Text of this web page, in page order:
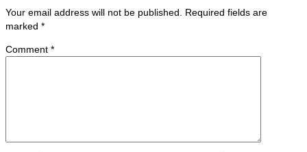
Your email address will not be published.
Required fields are
marked *
Comment *